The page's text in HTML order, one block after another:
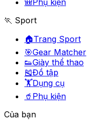
🎒Phụ kiện
🏃 Sport
🏠Trang Sport
🎯Gear Matcher
👟Giày thể thao
🎽Đồ tập
🏋️Dụng cụ
🥤 Phụ kiện
Của bạn